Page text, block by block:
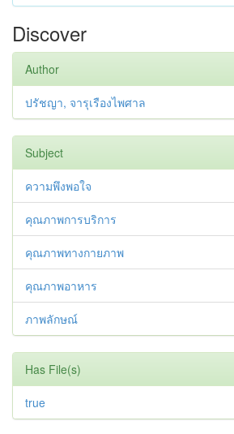
Discover
Author
ปรัชญา, จารุเรืองไพศาล
Subject
ความพึงพอใจ
คุณภาพการบริการ
คุณภาพทางกายภาพ
คุณภาพอาหาร
ภาพลักษณ์
Has File(s)
true